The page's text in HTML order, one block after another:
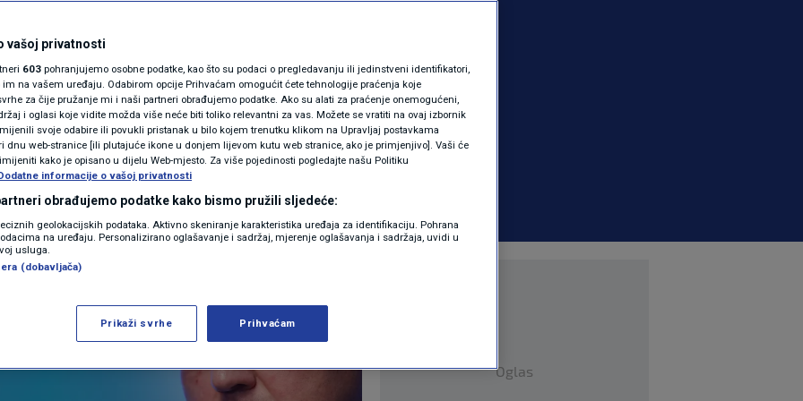
MAGAZIN
KOLUMNE
N1(DIS)INFO
KLIMATSKE PROMJENE
FOTO
VIDEO
| 0 komentara
Više
Oglas
vašoj privatnosti
603 pohranjujemo osobne podatke, kao što su podaci o pregledavanju ili jedinstveni identifikatori,
na vašem uređaju. Odabirom opcije Prihvaćam omogućit ćete tehnologije praćenja koje
za čije pružanje mi i naši partneri obrađujemo podatke. Ako su alati za praćenje onemogućeni,
i oglasi koje vidite možda više neće biti toliko relevantni za vas. Možete se vratiti na ovaj izbornik
svoje odabire ili povukli pristanak u bilo kojem trenutku klikom na Upravljaj postavkama
dnu web-stranice [ili plutajuće ikone u donjem lijevom kutu web stranice, ako je primjenjivo]. Vaši će
kako je opisano u dijelu Web-mjesto. Za više pojedinosti pogledajte našu Politiku
informacije o vašoj privatnosti
obrađujemo podatke kako bismo pružili sljedeće:
geolokacijskih podataka. Aktivno skeniranje karakteristika uređaja za identifikaciju. Pohrana
na uređaju. Personalizirano oglašavanje i sadržaj, mjerenje oglašavanja i sadržaja, uvidi u
usluga.
(dobavljača)
Prikaži svrhe Prihvaćam